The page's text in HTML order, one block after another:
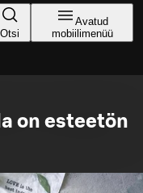
Otsi
Avatud
mobiilimenüü
on esteetön